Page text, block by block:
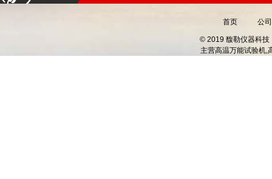
首页 公
© 2019 馥勒仪器科技
主营高温万能试验机,